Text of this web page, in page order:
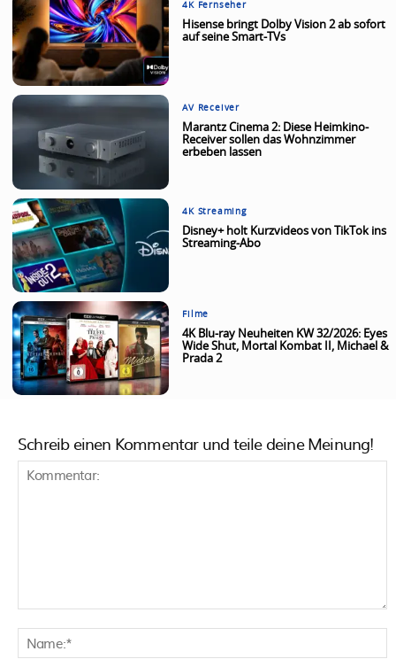
4K Fernseher
Hisense bringt Dolby Vision 2 ab sofort
auf seine Smart-TVs
AV Receiver
Marantz Cinema 2: Diese Heimkino-
Receiver sollen das Wohnzimmer
erbeben lassen
4K Streaming
Disney+ holt Kurzvideos von TikTok ins
Streaming-Abo
Filme
4K Blu-ray Neuheiten KW 32/2026: Eyes
Wide Shut, Mortal Kombat II, Michael &
Prada 2
Schreib einen Kommentar und teile deine Meinung!